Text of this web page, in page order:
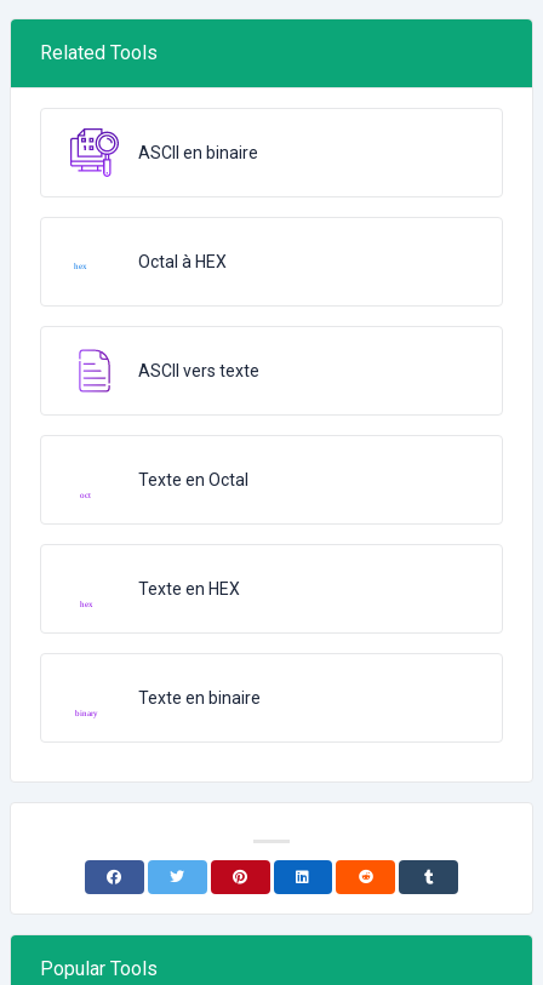
Related Tools
ASCII en binaire
Octal à HEX
ASCII vers texte
Texte en Octal
Texte en HEX
Texte en binaire
Popular Tools